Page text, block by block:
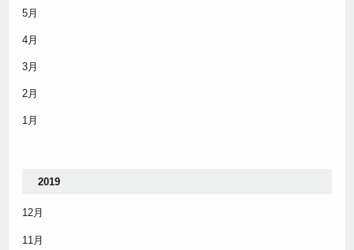
5月
4月
3月
2月
1月
2019
12月
11月